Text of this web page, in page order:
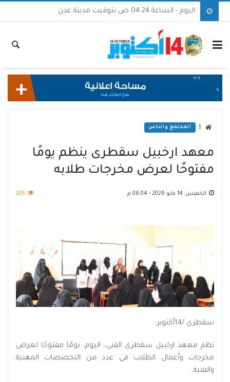
اليوم - الساعة 04:24 ص بتوقيت مدينة عدن
المجتمع والناس
معهد ارخبيل سقطرى ينظم يومًا
مفتوحًا لعرض مخرجات طلابه
الخميس, 14 مايو 2026 - 06:04 م 205
سقطرى /14أكتوبر:
نظم معهد ارخبيل سقطرى الفني، اليوم، يومًا مفتوحًا لعرض
مخرجات وأعمال الطلاب في عدد من التخصصات المهنية
والفنية.